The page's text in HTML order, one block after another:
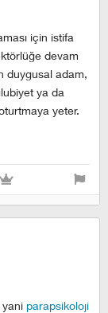
için istifa
devam
duygusal adam,
ya da
yeter.
yani parapsikoloji